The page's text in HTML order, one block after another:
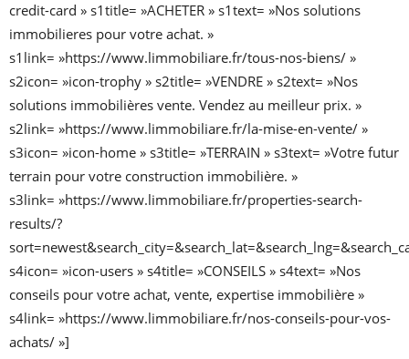
credit-card » s1title= »ACHETER » s1text= »Nos solutions
immobilieres pour votre achat. »
s1link= »https://www.limmobiliare.fr/tous-nos-biens/ »
s2icon= »icon-trophy » s2title= »VENDRE » s2text= »Nos
solutions immobilières vente. Vendez au meilleur prix. »
s2link= »https://www.limmobiliare.fr/la-mise-en-vente/ »
s3icon= »icon-home » s3title= »TERRAIN » s3text= »Votre futur
terrain pour votre construction immobilière. »
s3link= »https://www.limmobiliare.fr/properties-search-
results/?
s4icon= »icon-users » s4title= »CONSEILS » s4text= »Nos
conseils pour votre achat, vente, expertise immobilière »
s4link= »https://www.limmobiliare.fr/nos-conseils-pour-vos-
achats/ »]